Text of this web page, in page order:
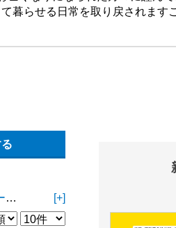
暮らせる日常を取り戻されます
リフォーム
[+]